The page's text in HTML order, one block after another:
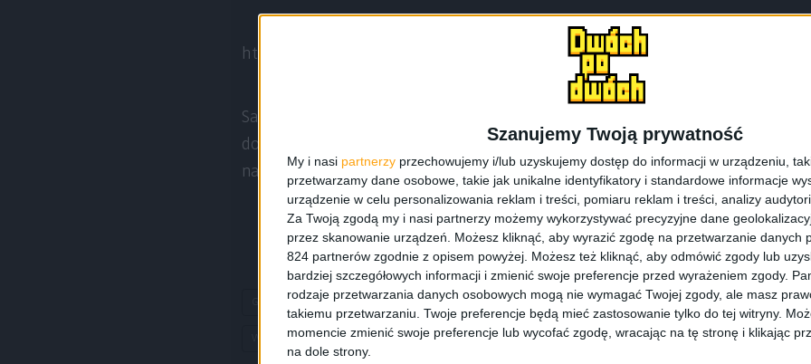
Szanujemy Twoją prywatność
My i nasi partnerzy przechowujemy i/lub uzyskujemy dostęp do informacji w urządzeniu,
przetwarzamy dane osobowe, takie jak unikalne identyfikatory i standardowe informacje
urządzenie w celu personalizowania reklam i treści, pomiaru reklam i treści, analizy
Za Twoją zgodą my i nasi partnerzy możemy wykorzystywać precyzyjne dane
przez skanowanie urządzeń. Możesz kliknąć, aby wyrazić zgodę na przetwarzanie danych
824 partnerów zgodnie z opisem powyżej. Możesz też kliknąć, aby odmówić zgody lub
bardziej szczegółowych informacji i zmienić swoje preferencje przed wyrażeniem zgody.
rodzaje przetwarzania danych osobowych mogą nie wymagać Twojej zgody, ale masz
takiemu przetwarzaniu. Twoje preferencje będą mieć zastosowanie tylko do tej witryny.
momencie zmienić swoje preferencje lub wycofać zgodę, wracając na tę stronę i klikając
na dole strony.
http://youtu.be/oxhSnNZH3Rk
Samsung Galaxy Note 4 w sprzedaży ma się pojawić na początku
dotychczas cen ma kosztować w granicach od 2999 zł do 3400 zł, w
nadzieję, że u nas będzie kosztować 2999 zł. Co myślicie o nowym filmie
źródło: Samsung
Galaxy Note 4 na filmie Samsung Galaxy Note 4 Samsung Galaxy Note 4 wideo Seria Note
Wideo Galaxy Note 4